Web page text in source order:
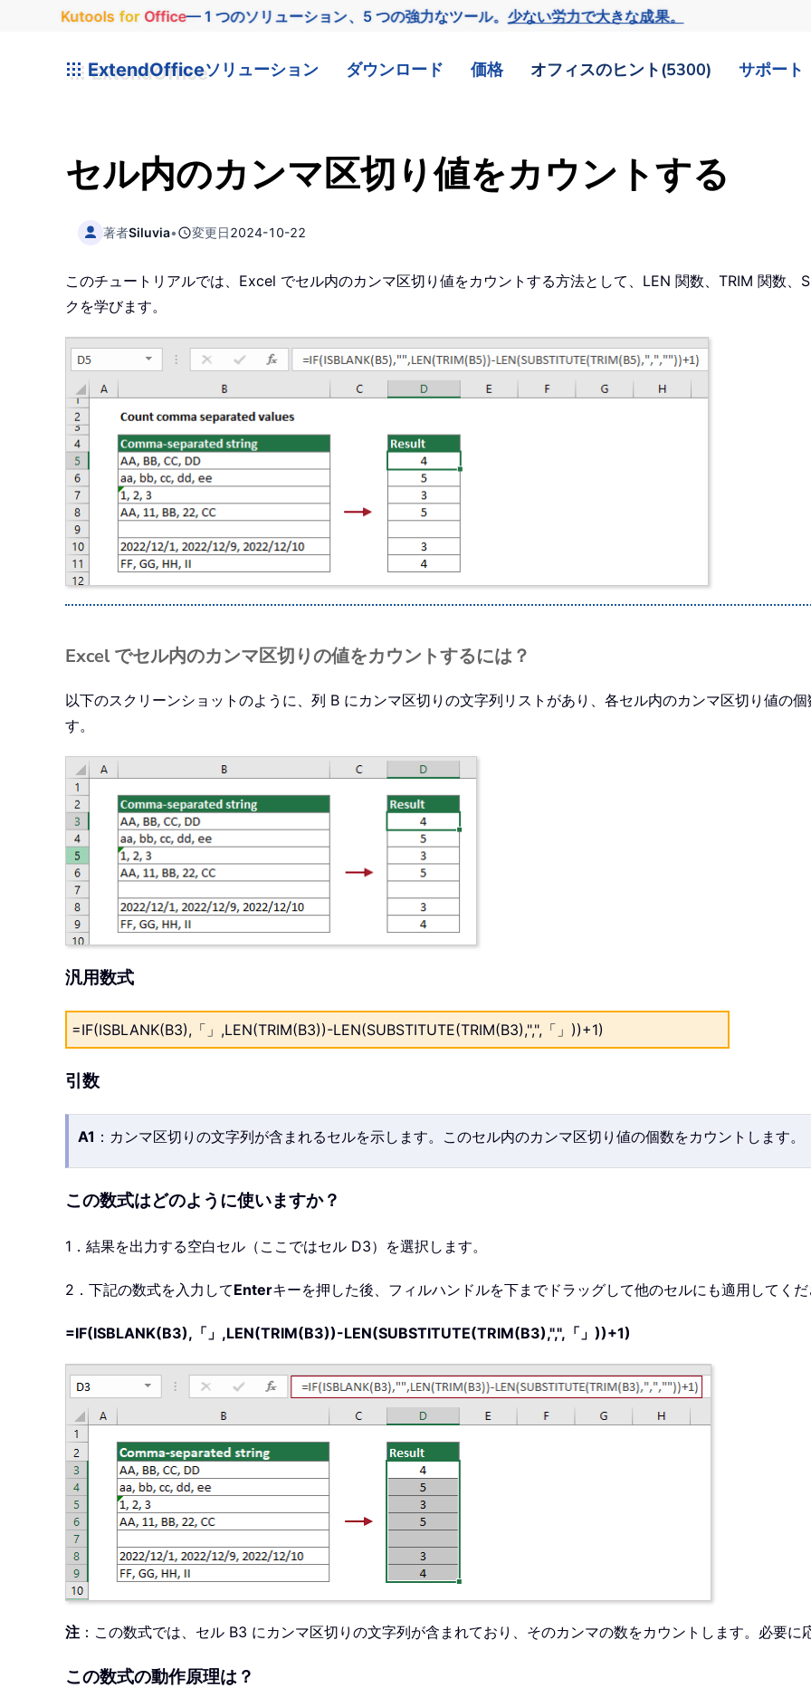
Kutools for Office— 1 つのソリューション、5 つの強力なツール。少ない労力で大きな成果。
ExtendOfficeソリューション ダウンロード 価格 オフィスのヒント(5300) サポート
セル内のカンマ区切り値をカウントする
著者Siluvia• 変更日2024-10-22
このチュートリアルでは、Excel でセル内のカンマ区切り値をカウントする方法として、LEN 関数、TRIM 関数
クを学びます。
Excel でセル内のカンマ区切りの値をカウントするには？
以下のスクリーンショットのように、列 B にカンマ区切りの文字列リストがあり、各セル内のカンマ区切り値の
す。
汎用数式
=IF(ISBLANK(B3),「」,LEN(TRIM(B3))-LEN(SUBSTITUTE(TRIM(B3),",",「」))+1)
引数
A1 ：カンマ区切りの文字列が含まれるセルを示します。このセル内のカンマ区切り値の個数をカウントします。
この数式はどのように使いますか？
1．結果を出力する空白セル（ここではセル D3）を選択します。
2．下記の数式を入力してEnterキーを押した後、フィルハンドルを下までドラッグして他のセルにも適用してく
=IF(ISBLANK(B3),「」,LEN(TRIM(B3))-LEN(SUBSTITUTE(TRIM(B3),",",「」))+1)
注 ：この数式では、セル B3 にカンマ区切りの文字列が含まれており、そのカンマの数をカウントします。必要
この数式の動作原理は？